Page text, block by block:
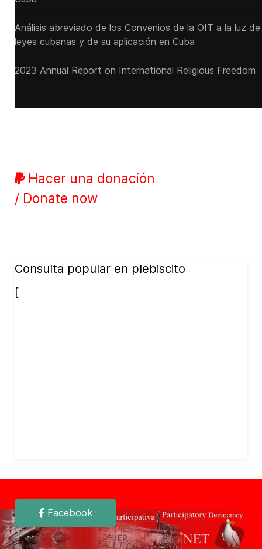
Análisis abreviado de los Convenios de la OIT a la luz de
leyes cubanas y de su aplicación en Cuba
2023 Annual Report on International Religious Freedom
Hacer una donación
/ Donate now
Consulta popular en plebiscito
[
Facebook